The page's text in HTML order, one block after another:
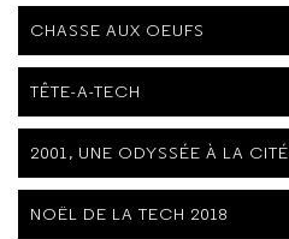
CHASSE AUX OEUFS
TÊTE-A-TECH
2001, UNE ODYSSÉE À LA CITÉ
NOËL DE LA TECH 2018